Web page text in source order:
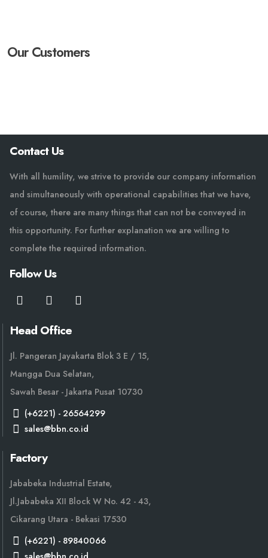
Our Customers
Contact Us
With all humility, we strive to provide our company information
and simultaneously with operational capabilities that we have,
of course, there are many things that can not be conveyed in
this opportunity. For further explanation we are willing to
complete the required information.
Follow Us
Head Office
Jl. Pangeran Jayakarta Blok 3 E / 15,
Mangga Dua Selatan,
Sawah Besar - Jakarta Pusat 10730
(+6221) - 26564299
sales@bbn.co.id
Factory
Jababeka Industrial Estate,
Jl.Jababeka XII Block W No. 42 - 43,
Cikarang Utara - Bekasi 17530
(+6221) - 89840066